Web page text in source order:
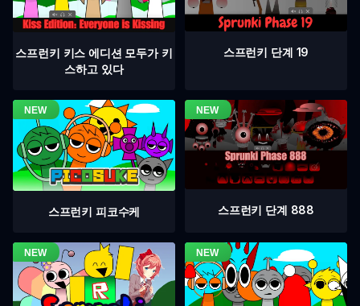
스프런키 키스 에디션 모두가 키
스하고 있다
스프런키 단계 19
스프런키 피코수케 스프런키 단계 888